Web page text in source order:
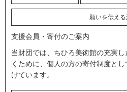
願いを伝え
支援会員・寄付のご案内
当財団では、ちひろ美術館の充実
くために、個人の方の寄付制度と
けています。